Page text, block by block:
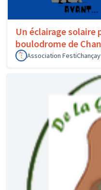
Un éclairage solaire
boulodrome de
Association FestiChançay